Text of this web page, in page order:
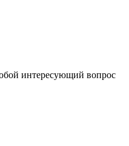
интересующий вопрос